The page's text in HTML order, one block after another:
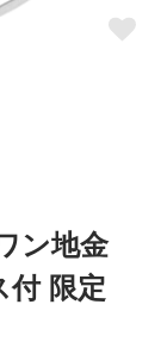
ド
極める方法と
その種類と人気
がうまくいかな
ン地金
付 限定